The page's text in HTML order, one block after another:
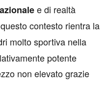
e di realtà
contesto rientra la
molto sportiva nella
potente
non elevato grazie